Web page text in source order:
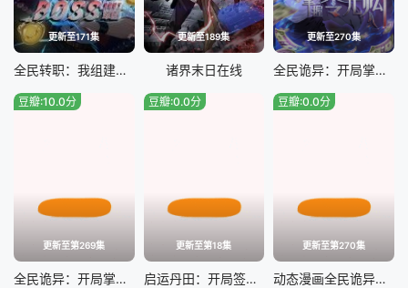
更新至171集
全民转职：我组建了BOSS军团
更新至189集
诸界末日在线
更新至270集
全民诡异：开局掌握零元购
更新至第269集
豆瓣:10.0分
全民诡异：开局掌握零元购动态漫
更新至第18集
豆瓣:0.0分
启运丹田：开局签到至尊丹田
更新至第270集
豆瓣:0.0分
动态漫画全民诡异：开局掌握零元购